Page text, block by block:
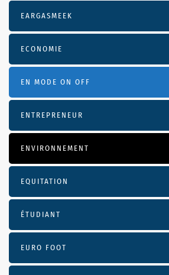
EARGASMEEK
ECONOMIE
EN MODE ON OFF
ENTREPRENEUR
ENVIRONNEMENT
EQUITATION
ÉTUDIANT
EURO FOOT